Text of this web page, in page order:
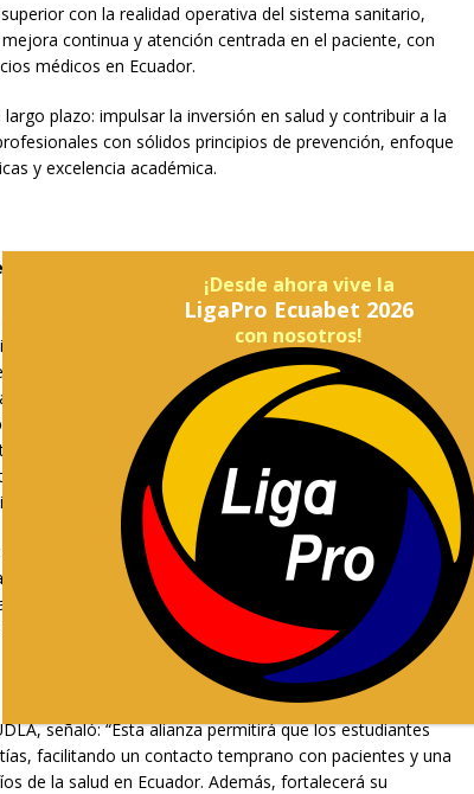
con la realidad operativa del sistema sanitario,
continua y atención centrada en el paciente, con
médicos en Ecuador.
plazo: impulsar la inversión en salud y contribuir a la
con sólidos principios de prevención, enfoque
y excelencia académica.
prioritarios:
continua, certificaciones, talleres y diplomados dirigidos a
Además, se desarrollarán capacitaciones internas
seguridad, liderazgo y gestión por procesos.
en salud
de investigación aplicada, desarrollo de modelos
sanitarias y generación de conocimiento conjunto.
la eficiencia operativa y la experiencia del paciente.
el entorno
de salud y gestión acceder a prácticas preprofesionales,
de aprendizaje por competencias, con acompañamiento de
señaló: “Esta alianza permitirá que los estudiantes
facilitando un contacto temprano con pacientes y una
de la salud en Ecuador. Además, fortalecerá su
¡Desde ahora vive la
LigaPro Ecuabet 2026
con nosotros!